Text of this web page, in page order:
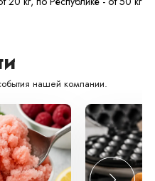
нашей компании.